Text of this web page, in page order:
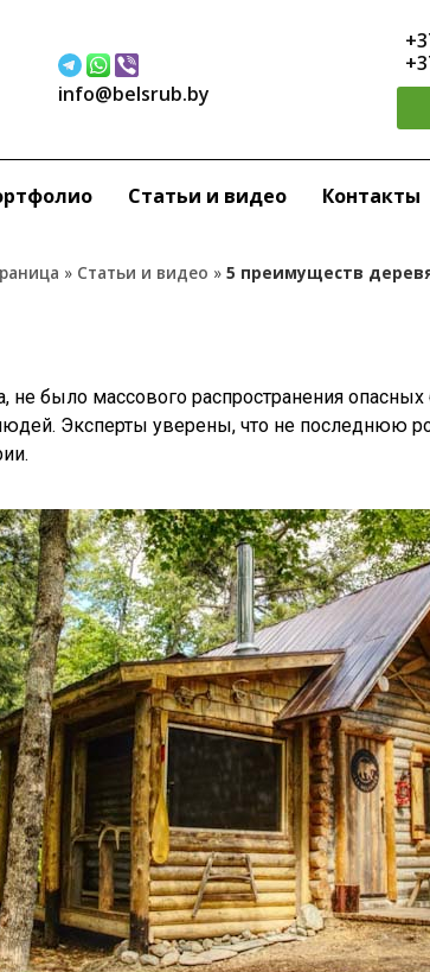
info@belsrub.by
Статьи и видео Контакты
» Статьи и видео » 5 преимуществ
не было массового распространения
Эксперты уверены, что не последнюю